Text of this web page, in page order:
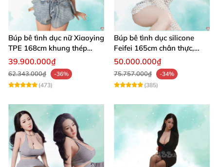
Búp bê tình dục nữ Xiaoying
TPE 168cm khung thép
không gỉ 1:1
39.900.000₫
62.343.000₫
-36%
(473)
Búp bê tình dục silicone
Feifei 165cm chân thực,
sang trọng, âm thanh sống
50.000.000₫
75.757.000₫
-34%
(385)